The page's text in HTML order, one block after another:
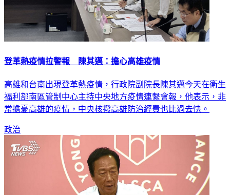
登革熱疫情拉警報 陳其邁：擔心高雄疫情
高雄和台南出現登革熱疫情，行政院副院長陳其邁今天在衛生
福利部南區管制中心主持中央地方疫情連繫會報，他表示，非
常擔憂高雄的疫情，中央核撥高雄防治經費也比過去快。
政治